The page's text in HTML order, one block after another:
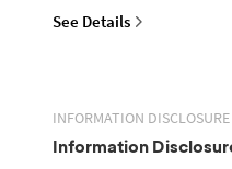
See Details
INFORMATION DISCLOSURE
Information